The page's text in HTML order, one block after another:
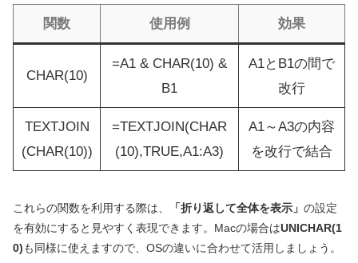
関数 使用例 効果
CHAR(10)
=A1 & CHAR(10) &
B1
A1とB1の間で
改行
TEXTJOIN
(CHAR(10))
=TEXTJOIN(CHAR
(10),TRUE,A1:A3)
A1～A3の内容
を改行で結合
これらの関数を利用する際は、 「折り返して全体を表示」 の設定
を有効にすると見やすく表現できます。Macの場合はUNICHAR(1
0)も同様に使えますので、OSの違いに合わせて活用しましょう。